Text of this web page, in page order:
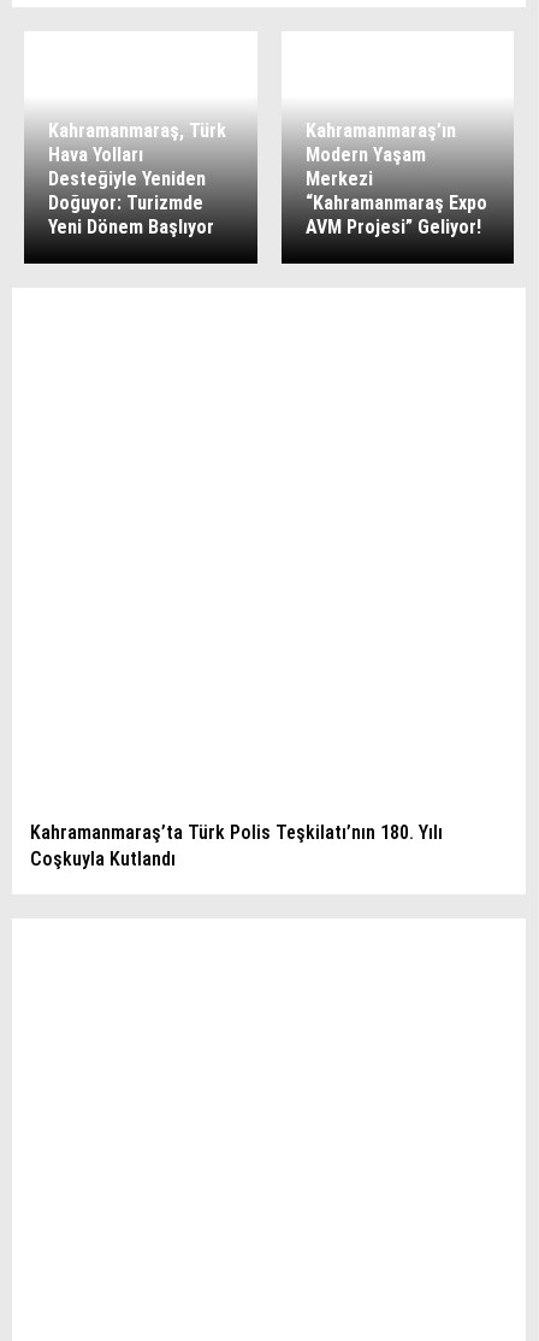
Kahramanmaraş, Türk
Hava Yolları
Desteğiyle Yeniden
Doğuyor: Turizmde
Yeni Dönem Başlıyor
Kahramanmaraş’ın
Modern Yaşam
Merkezi
“Kahramanmaraş Expo
AVM Projesi” Geliyor!
Kahramanmaraş’ta Türk Polis Teşkilatı’nın 180. Yılı
Coşkuyla Kutlandı